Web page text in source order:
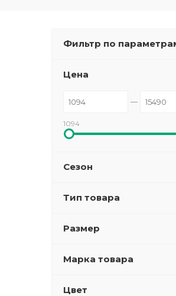
Фильтр по
Цена
1094
Сезон
Тип товара
Размер
Марка товара
Цвет